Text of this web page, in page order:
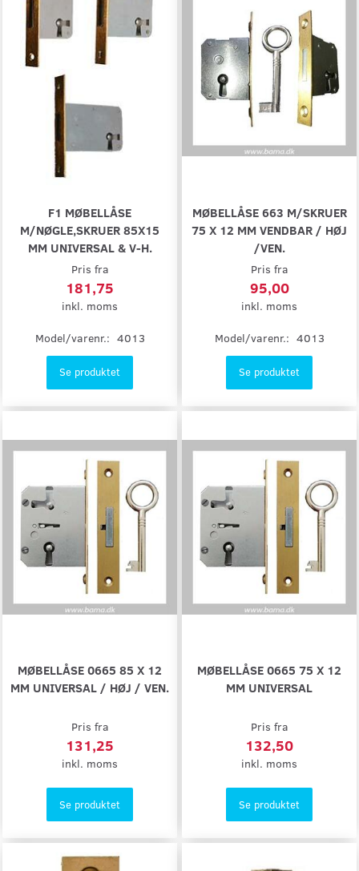
F1 MØBELLÅSE
M/NØGLE,SKRUER 85X15
MM UNIVERSAL & V-H.
Pris fra
181,75
inkl. moms
Model/varenr.: 4013
Se produktet
MØBELLÅSE 663 M/SKRUER
75 X 12 MM VENDBAR / HØJ
/VEN.
Pris fra
95,00
inkl. moms
Model/varenr.: 4013
Se produktet
MØBELLÅSE 0665 85 X 12
MM UNIVERSAL / HØJ / VEN.
Pris fra
131,25
inkl. moms
Se produktet
MØBELLÅSE 0665 75 X 12
MM UNIVERSAL
Pris fra
132,50
inkl. moms
Se produktet